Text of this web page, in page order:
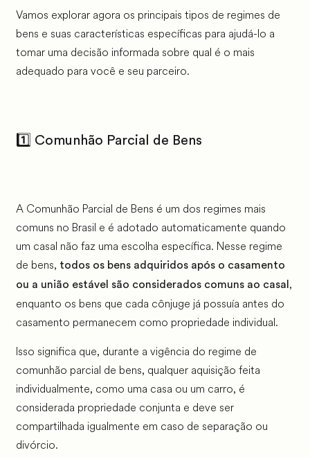
Vamos explorar agora os principais tipos de regimes de
bens e suas características específicas para ajudá-lo a
tomar uma decisão informada sobre qual é o mais
adequado para você e seu parceiro.
1️⃣ Comunhão Parcial de Bens
A Comunhão Parcial de Bens é um dos regimes mais
comuns no Brasil e é adotado automaticamente quando
um casal não faz uma escolha específica. Nesse regime
de bens, todos os bens adquiridos após o casamento
ou a união estável são considerados comuns ao casal ,
enquanto os bens que cada cônjuge já possuía antes do
casamento permanecem como propriedade individual.
Isso significa que, durante a vigência do regime de
comunhão parcial de bens, qualquer aquisição feita
individualmente, como uma casa ou um carro, é
considerada propriedade conjunta e deve ser
compartilhada igualmente em caso de separação ou
divórcio.